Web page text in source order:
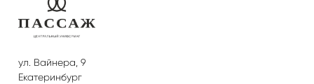
ул. Вайнера, 9
Екатеринбург